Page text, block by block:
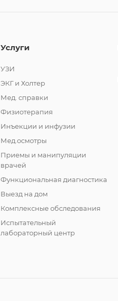
Услуги
УЗИ
ЭКГ и Холтер
Мед. справки
Физиотерапия
Инъекции и инфузии
Мед.осмотры
Приемы и манипуляции
врачей
Функциональная диагностика
Выезд на дом
Комплексные обследования
Испытательный
лабораторный центр